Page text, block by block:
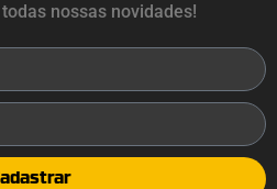
nossas novidades!